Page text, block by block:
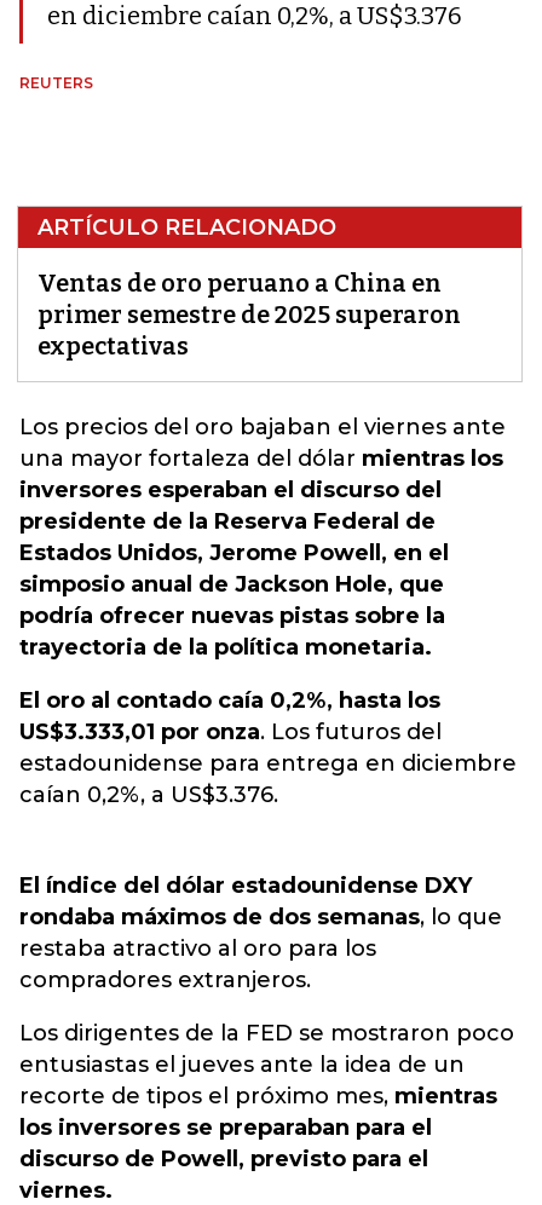
en diciembre caían 0,2%, a US$3.376
REUTERS
ARTÍCULO RELACIONADO
Ventas de oro peruano a China en
primer semestre de 2025 superaron
expectativas
Los precios del oro bajaban el viernes ante
una mayor fortaleza del dólar mientras los
inversores esperaban el discurso del
presidente de la Reserva Federal de
Estados Unidos, Jerome Powell, en el
simposio anual de Jackson Hole, que
podría ofrecer nuevas pistas sobre la
trayectoria de la política monetaria.
El oro al contado caía 0,2%, hasta los
US$3.333,01 por onza. Los futuros del
estadounidense para entrega en diciembre
caían 0,2%, a US$3.376.
El índice del dólar estadounidense DXY
rondaba máximos de dos semanas, lo que
restaba atractivo al oro para los
compradores extranjeros.
Los dirigentes de la FED se mostraron poco
entusiastas el jueves ante la idea de un
recorte de tipos el próximo mes, mientras
los inversores se preparaban para el
discurso de Powell, previsto para el
viernes.